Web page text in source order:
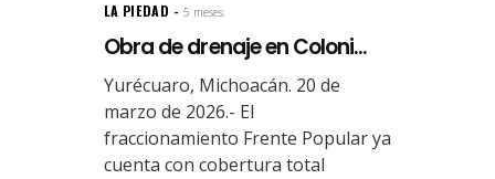
LA PIEDAD 5 meses.
Obra de drenaje en Coloni...
Yurécuaro, Michoacán. 20 de
marzo de 2026.- El
fraccionamiento Frente Popular ya
cuenta con cobertura total